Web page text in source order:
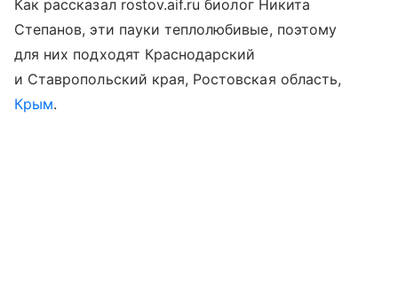
Как рассказал rostov.aif.ru биолог Никита
Степанов, эти пауки теплолюбивые, поэтому
для них подходят Краснодарский
и Ставропольский края, Ростовская область,
Крым.